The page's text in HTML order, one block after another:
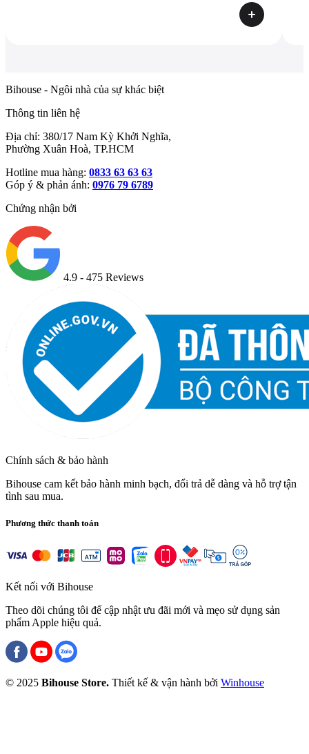
Bihouse - Ngôi nhà của sự khác biệt
Thông tin liên hệ
Địa chỉ: 380/17 Nam Kỳ Khởi Nghĩa,
Phường Xuân Hoà, TP.HCM
Hotline mua hàng: 0833 63 63 63
Góp ý & phản ánh: 0976 79 6789
Chứng nhận bởi
4.9 - 475 Reviews
Chính sách & bảo hành
Bihouse cam kết bảo hành minh bạch, đổi trả dễ dàng và hỗ trợ tận
tình sau mua.
Phương thức thanh toán
Kết nối với Bihouse
Theo dõi chúng tôi để cập nhật ưu đãi mới và mẹo sử dụng sản
phẩm Apple hiệu quả.
© 2025 Bihouse Store. Thiết kế & vận hành bởi Winhouse